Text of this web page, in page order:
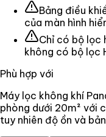
Bảng điều
của màn hình
Chỉ có bộ lọc
không có bộ lọc
Phù hợp với
Máy lọc không khí
phòng dưới 20m² với
tuy nhiên độ ồn và